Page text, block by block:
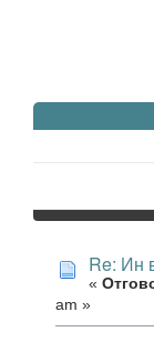
Re: Ин
«
am »